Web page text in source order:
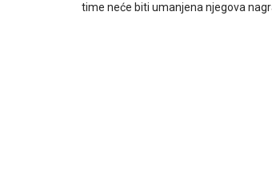
time neće biti umanjena njegova